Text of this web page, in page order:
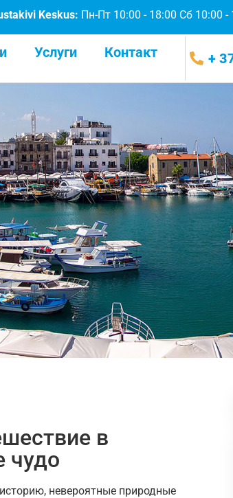
Keskus: Пн-Пт 10:00 - 18:00 Сб 10:00 -
Услуги Контакт +
в
чудо
невероятные природные